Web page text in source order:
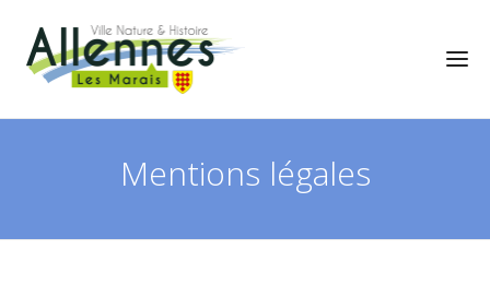
Mentions légales